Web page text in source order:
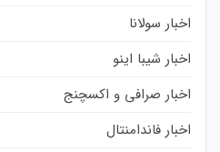
اخبار سولانا
اخبار شیبا اینو
اخبار صرافی و اکسچنج
اخبار فاندامنتال